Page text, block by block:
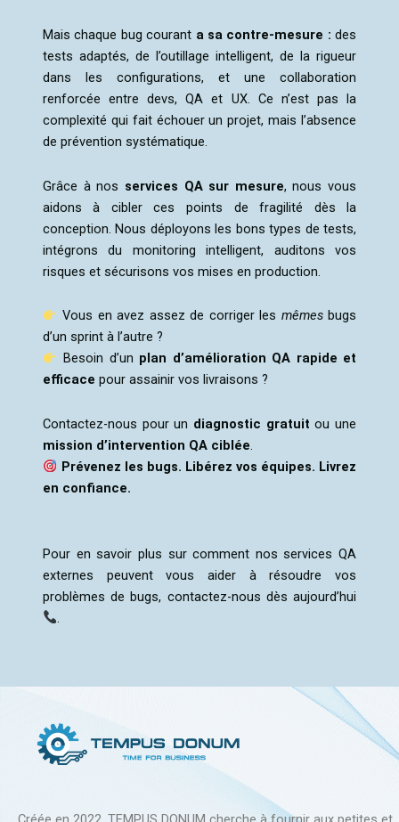
Mais chaque bug courant a sa contre-mesure : des
tests adaptés, de l’outillage intelligent, de la rigueur
dans les configurations, et une collaboration
renforcée entre devs, QA et UX. Ce n’est pas la
complexité qui fait échouer un projet, mais l’absence
de prévention systématique.
Grâce à nos services QA sur mesure, nous vous
aidons à cibler ces points de fragilité dès la
conception. Nous déployons les bons types de tests,
intégrons du monitoring intelligent, auditons vos
risques et sécurisons vos mises en production.
Vous en avez assez de corriger les mêmesbugs
d’un sprint à l’autre ?
Besoin d’un plan d’amélioration QA rapide et
efficace pour assainir vos livraisons ?
Contactez-nous pour un diagnostic gratuit ou une
mission d’intervention QA ciblée.
Prévenez les bugs. Libérez vos équipes. Livrez
en confiance.
Pour en savoir plus sur comment nos services QA
externes peuvent vous aider à résoudre vos
problèmes de bugs, contactez-nous dès aujourd’hui